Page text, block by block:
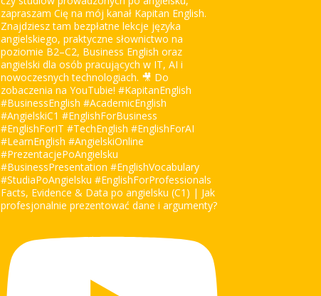
Facts, Evidence & Data po angielsku (C1) | Jak
profesjonalnie prezentować dane i argumenty?